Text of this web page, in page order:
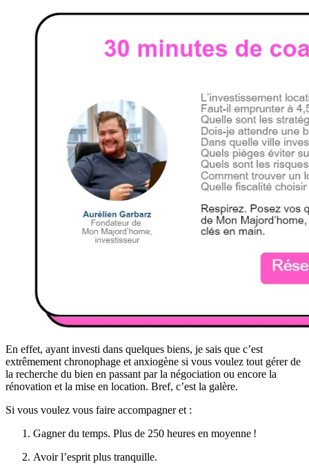
En effet, ayant investi dans quelques biens, je sais que c’est
extrêmement chronophage et anxiogène si vous voulez tout gérer de
la recherche du bien en passant par la négociation ou encore la
rénovation et la mise en location. Bref, c’est la galère.
Si vous voulez vous faire accompagner et :
Gagner du temps. Plus de 250 heures en moyenne !
Avoir l’esprit plus tranquille.